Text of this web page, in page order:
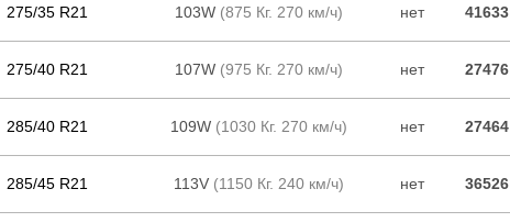
275/35 R21 103W (875 Кг. 270 км/ч) нет 41633
275/40 R21 107W (975 Кг. 270 км/ч) нет 27476
285/40 R21 109W (1030 Кг. 270 км/ч) нет 27464
285/45 R21 113V (1150 Кг. 240 км/ч) нет 36526